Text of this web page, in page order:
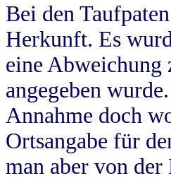
Bei den
Herkunft. Es
eine Abweichung
angegeben
Annahme doch
Ortsangabe für
man aber von